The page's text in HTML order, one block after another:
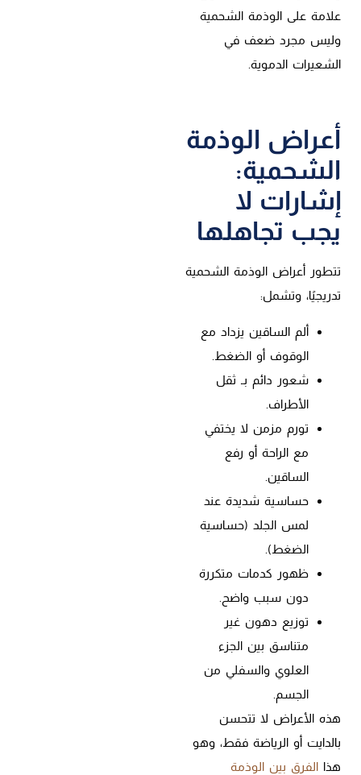
علامة على الوذمة الشحمية
وليس مجرد ضعف في
الشعيرات الدموية.
أعراض الوذمة
الشحمية:
إشارات لا
يجب تجاهلها
تتطور أعراض الوذمة الشحمية
تدريجيًا، وتشمل:
ألم الساقين يزداد مع
الوقوف أو الضغط.
شعور دائم بـ ثقل
الأطراف.
تورم مزمن لا يختفي
مع الراحة أو رفع
الساقين.
حساسية شديدة عند
لمس الجلد (حساسية
الضغط).
ظهور كدمات متكررة
دون سبب واضح.
توزيع دهون غير
متناسق بين الجزء
العلوي والسفلي من
الجسم.
هذه الأعراض لا تتحسن
بالدايت أو الرياضة فقط، وهو
هذا الفرق بين الوذمة